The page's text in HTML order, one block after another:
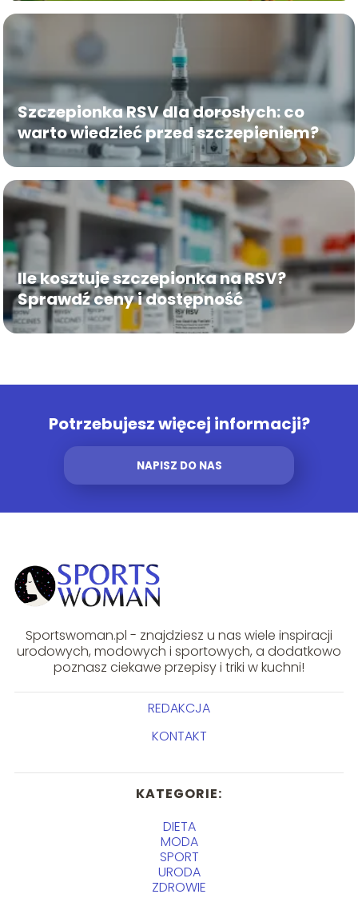
Szczepionka RSV dla dorosłych: co
warto wiedzieć przed szczepieniem?
Ile kosztuje szczepionka na RSV?
Sprawdź ceny i dostępność
Potrzebujesz więcej informacji?
NAPISZ DO NAS
Sportswoman.pl - znajdziesz u nas wiele inspiracji
urodowych, modowych i sportowych, a dodatkowo
poznasz ciekawe przepisy i triki w kuchni!
REDAKCJA
KONTAKT
KATEGORIE:
DIETA
MODA
SPORT
URODA
ZDROWIE